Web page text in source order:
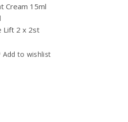
Cream 15ml
Lift 2 x 2st
Add to wishlist